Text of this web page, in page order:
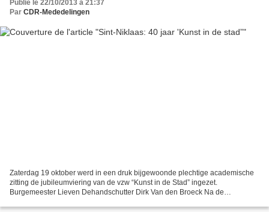
Publié le 22/10/2013 à 21:37
Par CDR-Mededelingen
Zaterdag 19 oktober werd in een druk bijgewoonde plechtige academische
zitting de jubileumviering van de vzw “Kunst in de Stad” ingezet.
Burgemeester Lieven Dehandschutter Dirk Van den Broeck Na de